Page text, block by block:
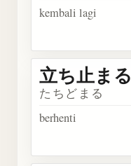
kembali lagi
立ち止まる
たちどまる
berhenti